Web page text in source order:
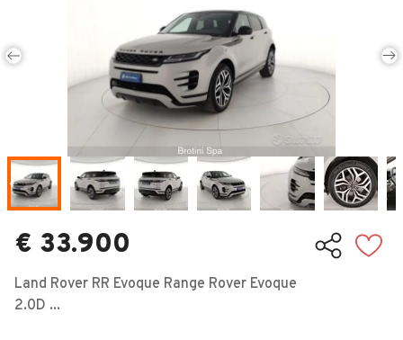
Noleggio a lungo termine
Auto d'epoca
Moto
Veicoli Commerciali
Concessionari
€ 33.900
Land Rover RR Evoque Range Rover Evoque
2.0D ...